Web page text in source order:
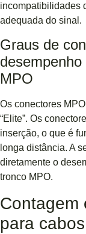
incompatibilidades
adequada do sinal.
Graus de
MPO
Os conectores
“Elite”. Os
inserção, o que é
longa distância. A
diretamente o
tronco MPO.
Contagem
para